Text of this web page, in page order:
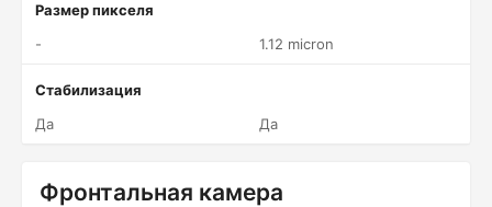
Размер пикселя
-
1.12 micron
Стабилизация
Да
Да
Фронтальная камера